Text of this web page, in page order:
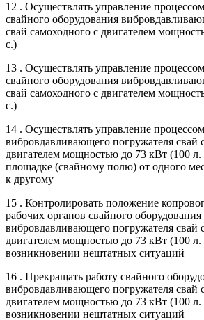
12 . Осуществлять управление
свайного оборудования
свай самоходного с двигателем
с.)
13 . Осуществлять управление
свайного оборудования
свай самоходного с двигателем
с.)
14 . Осуществлять управление
вибровдавливающего погружателя свай
двигателем мощностью до 73 кВт (100 л.
площадке (свайному полю) от одного
к другому
15 . Контролировать положение
рабочих органов свайного оборудования
вибровдавливающего погружателя свай
двигателем мощностью до 73 кВт (100 л.
возникновении нештатных ситуаций
16 . Прекращать работу свайного
вибровдавливающего погружателя свай
двигателем мощностью до 73 кВт (100 л.
возникновении нештатных ситуаций